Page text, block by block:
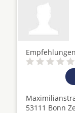
53111 Bonn